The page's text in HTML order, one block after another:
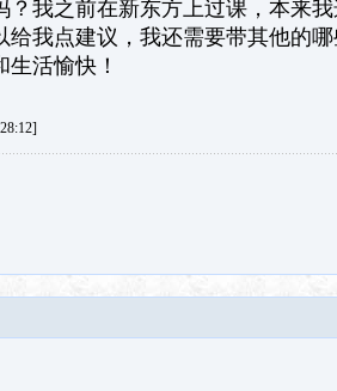
？我之前在新东方上过课，本来
给我点建议，我还需要带其他的
活愉快！